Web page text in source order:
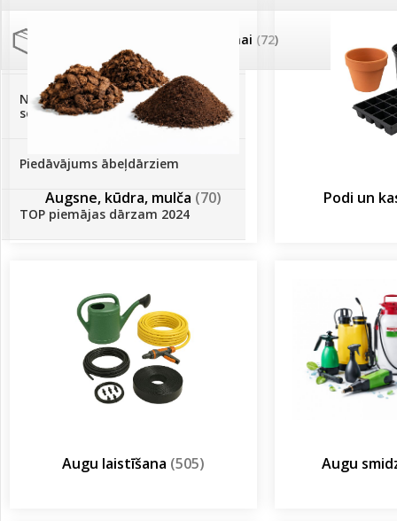
Palīglīdzekļi augu audzēšanai (72)
Klientu Diena
Novatec - izcils mēslošanai arī
sezonas otrajā pusē!
Piedāvājums ābeļdārziem
TOP piemājas dārzam 2024
Augsne, kūdra, mulča (70) Podi un
Augu laistīšana (505) Augu